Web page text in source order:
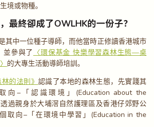
境或物種。
最終卻成了OWLHK的一份子？
其中一位種子導師，而他當時正修讀香港城市
並參與了 〈環保基金 快樂學習森林生態—桌
的大專生活動導師培訓。
林的法則》 認識了本地的森林生態，先實踐其
向–「認識環境」(Education about the
過親身於大埔滘自然護理區及香港仔郊野公
取向–「在環境中學習」(Education in the